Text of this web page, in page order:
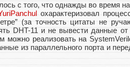
с того, что однажды во время
охарактеризовал
(за точность цитаты не
DHT-11 и не вывести данные
можно реализовать на
из параллельного порта и